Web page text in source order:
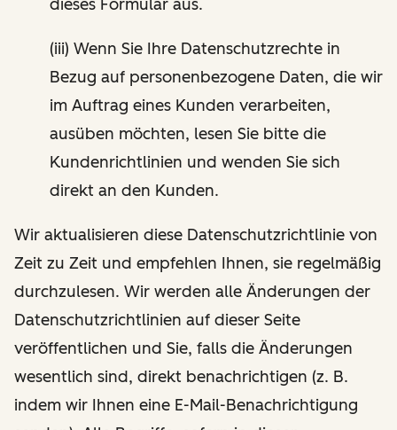
dieses Formular aus.
(iii) Wenn Sie Ihre Datenschutzrechte in
Bezug auf personenbezogene Daten, die wir
im Auftrag eines Kunden verarbeiten,
ausüben möchten, lesen Sie bitte die
Kundenrichtlinien und wenden Sie sich
direkt an den Kunden.
Wir aktualisieren diese Datenschutzrichtlinie von
Zeit zu Zeit und empfehlen Ihnen, sie regelmäßig
durchzulesen. Wir werden alle Änderungen der
Datenschutzrichtlinien auf dieser Seite
veröffentlichen und Sie, falls die Änderungen
wesentlich sind, direkt benachrichtigen (z. B.
indem wir Ihnen eine E-Mail-Benachrichtigung